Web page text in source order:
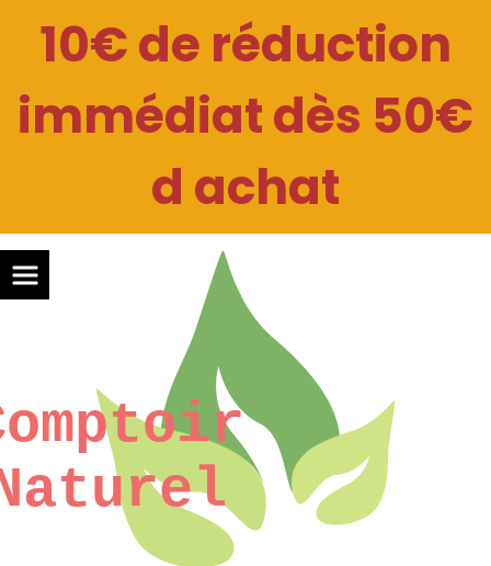
10€ de réduction
immédiat dès 50€
d achat